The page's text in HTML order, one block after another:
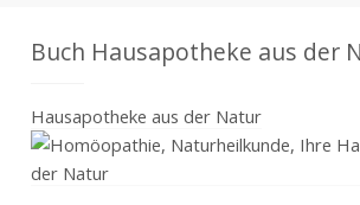
Buch Hausapotheke aus der
Hausapotheke aus der Natur